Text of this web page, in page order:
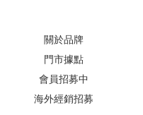
關於品牌
門市據點
會員招募中
海外經銷招募